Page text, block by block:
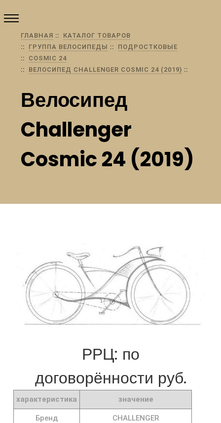
ГЛАВНАЯ
КАТАЛОГ ТОВАРОВ
ГРУППА ВЕЛОСИПЕДЫ
ПОДРОСТКОВЫЕ
COSMIC 24
ВЕЛОСИПЕД CHALLENGER COSMIC 24 (2019)
Велосипед
Challenger
Cosmic 24 (2019)
РРЦ: по
договорённости руб.
характеристика значение
Бренд CHALLENGER